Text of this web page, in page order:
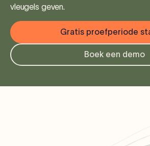
vleugels geven.
Gratis proefperiode
Boek een demo